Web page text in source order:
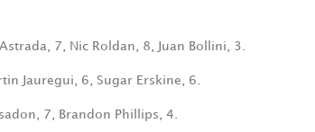
7, Nic Roldan, 8, Juan Bollini, 3.
Jauregui, 6, Sugar Erskine, 6.
7, Brandon Phillips, 4.